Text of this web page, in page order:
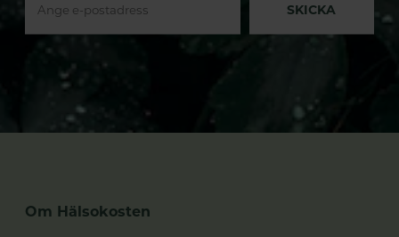
SKICKA
Om Hälsokosten